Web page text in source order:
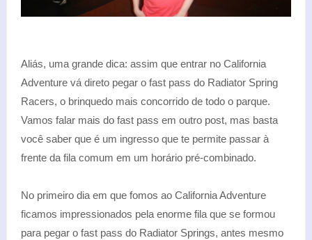
Aliás, uma grande dica: assim que entrar no California
Adventure vá direto pegar o fast pass do Radiator Spring
Racers, o brinquedo mais concorrido de todo o parque.
Vamos falar mais do fast pass em outro post, mas basta
você saber que é um ingresso que te permite passar à
frente da fila comum em um horário pré-combinado.
No primeiro dia em que fomos ao California Adventure
ficamos impressionados pela enorme fila que se formou
para pegar o fast pass do Radiator Springs, antes mesmo